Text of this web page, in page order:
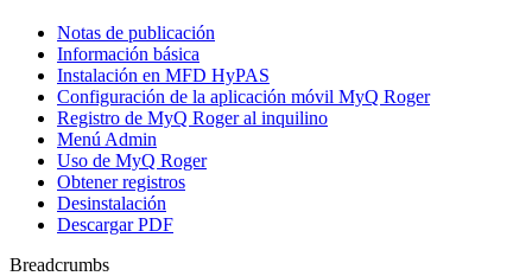
Notas de publicación
Información básica
Instalación en MFD HyPAS
Configuración de la aplicación móvil MyQ Roger
Registro de MyQ Roger al inquilino
Menú Admin
Uso de MyQ Roger
Obtener registros
Desinstalación
Descargar PDF
Breadcrumbs